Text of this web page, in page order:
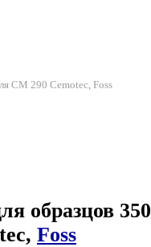
CM 290 Cemotec, Foss
образцов 350
Foss